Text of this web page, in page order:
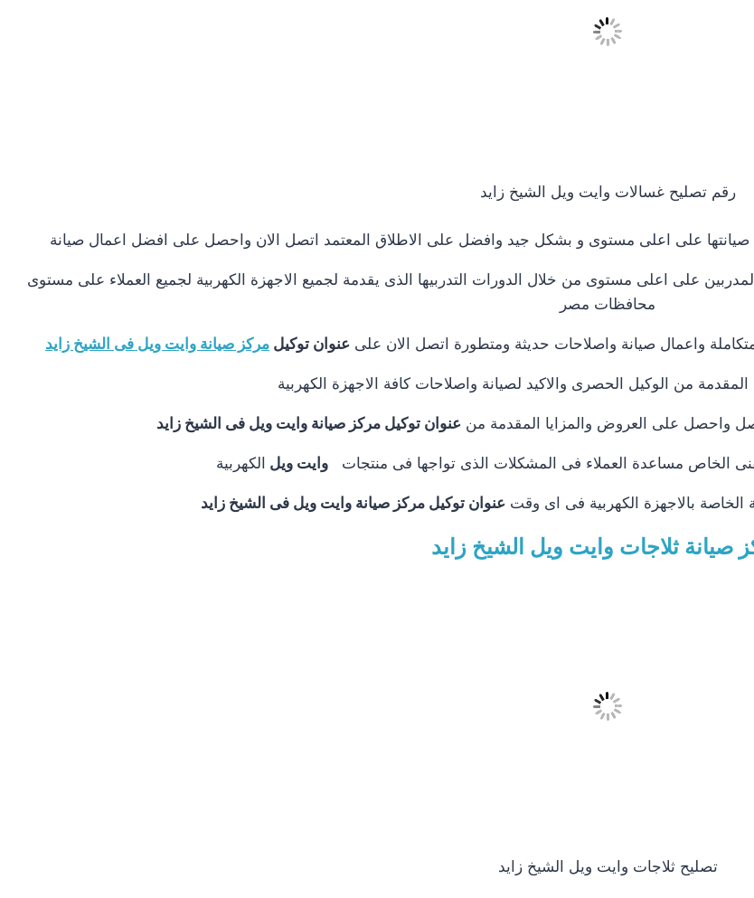
رقم تصليح غسالات وايت ويل الشيخ زايد
صيانتها على اعلى مستوى و بشكل جيد وافضل على الاطلاق المعتمد اتصل الان واحصل على افضل اعمال صيانة
على اعلى مستوى من خلال الدورات التدربيها الذى يقدمة لجميع الاجهزة الكهربية لجميع العملاء على مستوى
محافظات مصر
واعمال صيانة واصلاحات حديثة ومتطورة اتصل الان على عنوان توكيل مركز صيانة وايت ويل فى الشيخ زايد
من الوكيل الحصرى والاكيد لصيانة واصلاحات كافة الاجهزة الكهربية
واحصل على العروض والمزايا المقدمة منعنوان توكيل مركز صيانة وايت ويل فى الشيخ زايد
الخاص مساعدة العملاء فى المشكلات الذى تواجها فى منتجات وايت ويل الكهربية
الخاصة بالاجهزة الكهربية فى اى وقتعنوان توكيل مركز صيانة وايت ويل فى الشيخ زايد
صيانة ثلاجات وايت ويل الشيخ زايد
تصليح ثلاجات وايت ويل الشيخ زايد